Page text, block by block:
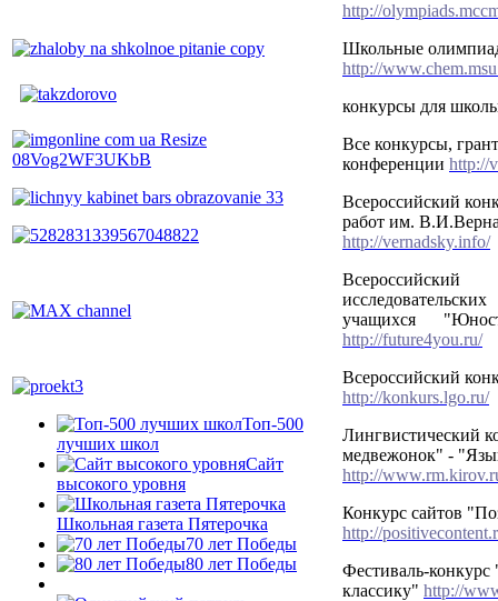
Топ-500
лучших школ
Сайт
высокого уровня
Школьная газета Пятерочка
70 лет Победы
80 лет Победы
http://
Школьные
http://
конкурсы для
Все конкурсы,
конференции http://
Всероссийский
работ им.
http://vernadsky.info/
учащихся
http://future4you.ru/
Всероссийский
http://konkurs.lgo.ru/
Лингвистический
медвежонок" -
http://
Конкурс сайтов
http://
Фестиваль-
классику" http://